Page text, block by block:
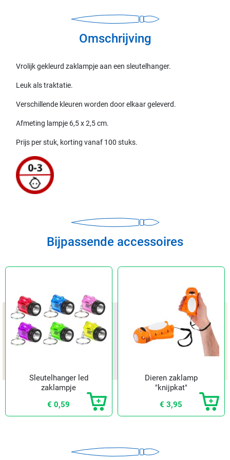
Omschrijving
Vrolijk gekleurd zaklampje aan een sleutelhanger.
Leuk als traktatie.
Verschillende kleuren worden door elkaar geleverd.
Afmeting lampje 6,5 x 2,5 cm.
Prijs per stuk, korting vanaf 100 stuks.
Bijpassende accessoires
Sleutelhanger led
zaklampje
€ 0,59
Dieren zaklamp
"knijpkat"
€ 3,95